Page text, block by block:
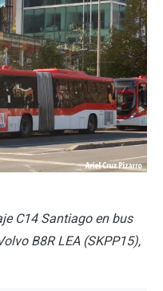
C14 Santiago en bus
B8R LEA (SKPP15),